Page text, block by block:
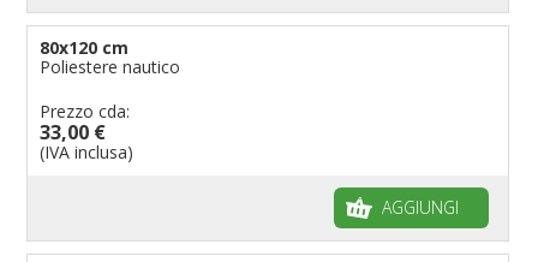
80x120 cm
Poliestere nautico
Prezzo cda:
33,00 €
(IVA inclusa)
AGGIUNGI